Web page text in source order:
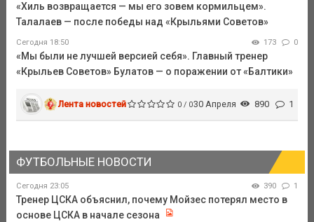
«Хиль возвращается — мы его зовем кормильцем».
Талалаев — после победы над «Крыльями Советов»
Сегодня 18:50 173 0
«Мы были не лучшей версией себя». Главный тренер
«Крыльев Советов» Булатов — о поражении от «Балтики»
Лента новостей 0 / 030 Апреля 890 1
ФУТБОЛЬНЫЕ НОВОСТИ
Сегодня 23:05 390 1
Тренер ЦСКА объяснил, почему Мойзес потерял место в
основе ЦСКА в начале сезона